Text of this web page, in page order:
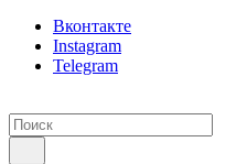
Вконтакте
Instagram
Telegram